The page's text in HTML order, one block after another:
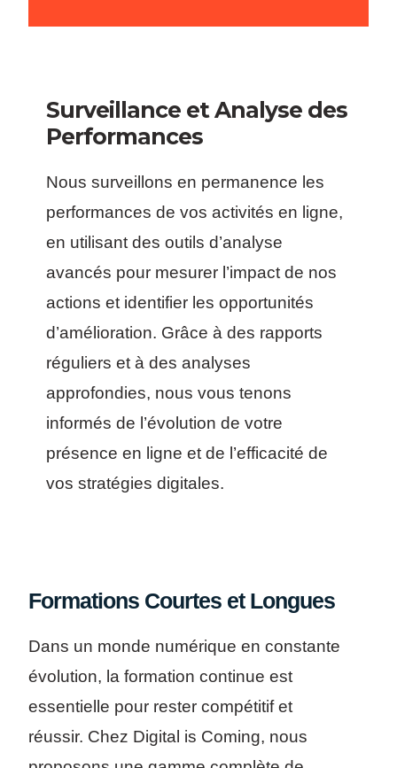
Surveillance et Analyse des
Performances
Nous surveillons en permanence les
performances de vos activités en ligne,
en utilisant des outils d’analyse
avancés pour mesurer l’impact de nos
actions et identifier les opportunités
d’amélioration. Grâce à des rapports
réguliers et à des analyses
approfondies, nous vous tenons
informés de l’évolution de votre
présence en ligne et de l’efficacité de
vos stratégies digitales.
Formations Courtes et Longues
Dans un monde numérique en constante
évolution, la formation continue est
essentielle pour rester compétitif et
réussir. Chez Digital is Coming, nous